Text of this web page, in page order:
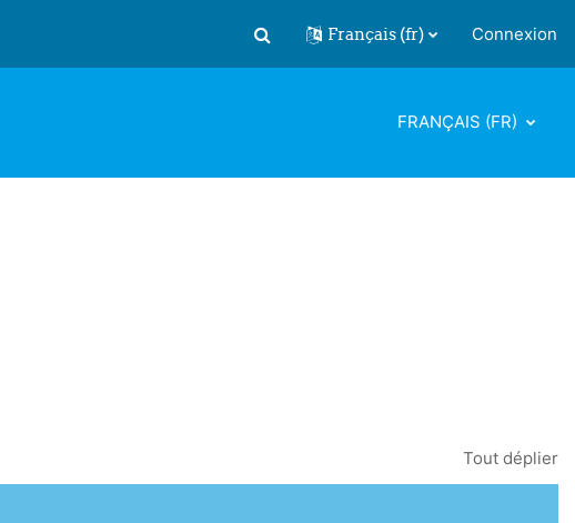
Activer/désactiver la saisie de
Français ‎(fr)‎ Connexion
FRANÇAIS ‎(FR)‎
Tout déplier